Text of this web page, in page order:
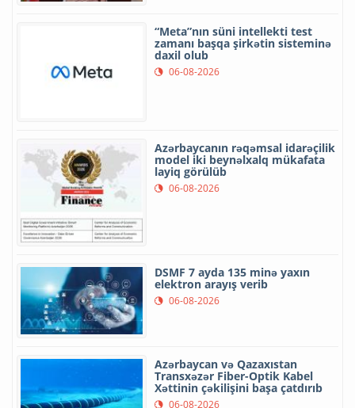
“Meta”nın süni intellekti test
zamanı başqa şirkətin sisteminə
daxil olub
06-08-2026
Azərbaycanın rəqəmsal idarəçilik
model iki beynəlxalq mükafata
layiq görülüb
06-08-2026
DSMF 7 ayda 135 minə yaxın
elektron arayış verib
06-08-2026
Azərbaycan və Qazaxıstan
Transxəzər Fiber-Optik Kabel
Xəttinin çəkilişini başa çatdırıb
06-08-2026